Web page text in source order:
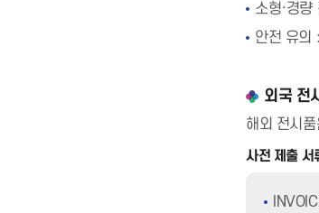
소형·경
안전 유의
외국 전
해외 전시
사전 제출 서